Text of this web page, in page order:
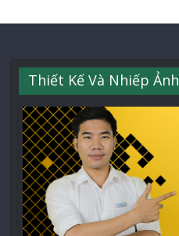
Thiết Kế Và Nhiếp Ảnh